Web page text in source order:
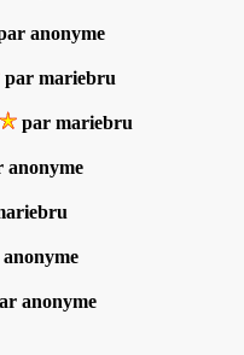
anonyme
par mariebru
par mariebru
anonyme
anonyme